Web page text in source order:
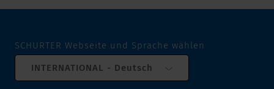
SCHURTER Webseite und Sprache wählen
INTERNATIONAL - Deutsch